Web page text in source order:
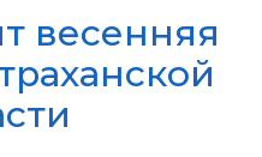
весенняя